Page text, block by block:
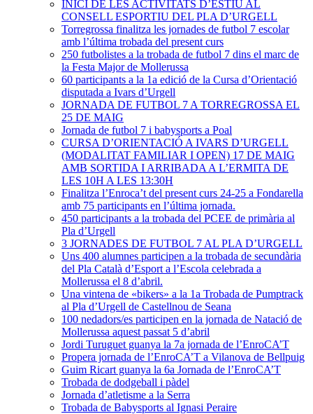
INICI DE LES ACTIVITATS D’ESTIU AL
CONSELL ESPORTIU DEL PLA D’URGELL
Torregrossa finalitza les jornades de futbol 7 escolar
amb l’última trobada del present curs
250 futbolistes a la trobada de futbol 7 dins el marc de
la Festa Major de Mollerussa
60 participants a la 1a edició de la Cursa d’Orientació
disputada a Ivars d’Urgell
JORNADA DE FUTBOL 7 A TORREGROSSA EL
25 DE MAIG
Jornada de futbol 7 i babysports a Poal
CURSA D’ORIENTACIÓ A IVARS D’URGELL
(MODALITAT FAMILIAR I OPEN) 17 DE MAIG
AMB SORTIDA I ARRIBADA A L’ERMITA DE
LES 10H A LES 13:30H
Finalitza l’Enroca’t del present curs 24-25 a Fondarella
amb 75 participants en l’última jornada.
450 participants a la trobada del PCEE de primària al
Pla d’Urgell
3 JORNADES DE FUTBOL 7 AL PLA D’URGELL
Uns 400 alumnes participen a la trobada de secundària
del Pla Català d’Esport a l’Escola celebrada a
Mollerussa el 8 d’abril.
Una vintena de «bikers» a la 1a Trobada de Pumptrack
al Pla d’Urgell de Castellnou de Seana
100 nedadors/es participen en la jornada de Natació de
Mollerussa aquest passat 5 d’abril
Jordi Turuguet guanya la 7a jornada de l’EnroCA’T
Propera jornada de l’EnroCA’T a Vilanova de Bellpuig
Guim Ricart guanya la 6a Jornada de l’EnroCA’T
Trobada de dodgeball i pàdel
Jornada d’atletisme a la Serra
Trobada de Babysports al Ignasi Peraire